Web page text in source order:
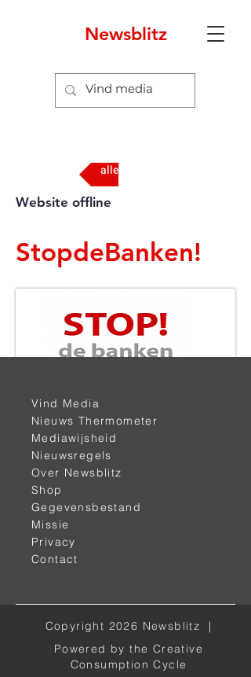
Newsblitz
alle media
Website offline
StopdeBanken!
< vorige volgende >
LinkedIn
Vind Media
Nieuws Thermometer
Mediawijsheid
Nieuwsregels
Over Newsblitz
Shop
Gegevensbestand
Missie
Privacy
Contact
Copyright 2026 Newsblitz |
Powered by the Creative
Consumption Cycle